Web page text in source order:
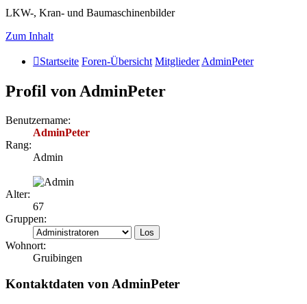
LKW-, Kran- und Baumaschinenbilder
Zum Inhalt
Startseite Foren-Übersicht Mitglieder AdminPeter
Profil von AdminPeter
Benutzername:
AdminPeter
Rang:
Admin
Alter:
67
Gruppen:
Wohnort:
Gruibingen
Kontaktdaten von AdminPeter